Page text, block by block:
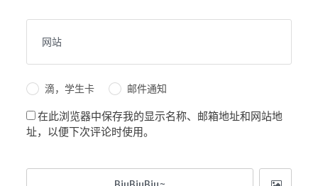
滴，学生卡 邮件通知
在此浏览器中保存我的显示名称、邮箱地址和网站地
址，以便下次评论时使用。